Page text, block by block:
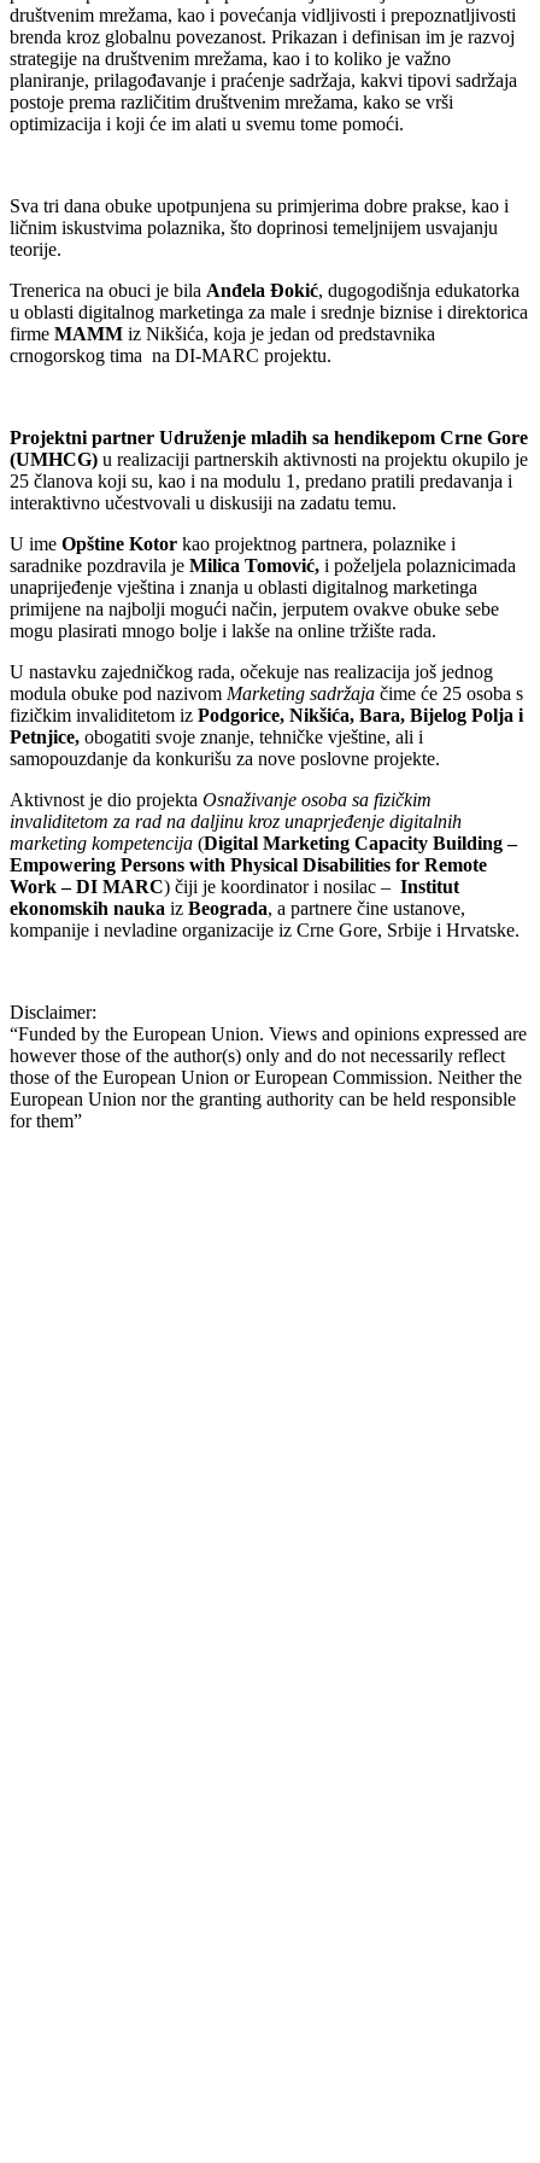
društvenim mrežama, kao i povećanja vidljivosti i prepoznatljivosti
brenda kroz globalnu povezanost. Prikazan i definisan im je razvoj
strategije na društvenim mrežama, kao i to koliko je važno
planiranje, prilagođavanje i praćenje sadržaja, kakvi tipovi sadržaja
postoje prema različitim društvenim mrežama, kako se vrši
optimizacija i koji će im alati u svemu tome pomoći.
Sva tri dana obuke upotpunjena su primjerima dobre prakse, kao i
ličnim iskustvima polaznika, što doprinosi temeljnijem usvajanju
teorije.
Trenerica na obuci je bila Anđela Đokić, dugogodišnja edukatorka
u oblasti digitalnog marketinga za male i srednje biznise i direktorica
firme MAMM iz Nikšića, koja je jedan od predstavnika
crnogorskog tima na DI-MARC projektu.
Projektni partner Udruženje mladih sa hendikepom Crne Gore
(UMHCG) u realizaciji partnerskih aktivnosti na projektu okupilo je
25 članova koji su, kao i na modulu 1, predano pratili predavanja i
interaktivno učestvovali u diskusiji na zadatu temu.
U ime Opštine Kotor kao projektnog partnera, polaznike i
saradnike pozdravila je Milica Tomović, i poželjela polaznicimada
unaprijeđenje vještina i znanja u oblasti digitalnog marketinga
primijene na najbolji mogući način, jerputem ovakve obuke sebe
mogu plasirati mnogo bolje i lakše na online tržište rada.
U nastavku zajedničkog rada, očekuje nas realizacija još jednog
modula obuke pod nazivom Marketing sadržaja čime će 25 osoba s
fizičkim invaliditetom iz Podgorice, Nikšića, Bara, Bijelog Polja i
Petnjice, obogatiti svoje znanje, tehničke vještine, ali i
samopouzdanje da konkurišu za nove poslovne projekte.
Aktivnost je dio projekta Osnaživanje osoba sa fizičkim
invaliditetom za rad na daljinu kroz unaprjeđenje digitalnih
marketing kompetencija (Digital Marketing Capacity Building –
Empowering Persons with Physical Disabilities for Remote
Work – DI MARC) čiji je koordinator i nosilac – Institut
ekonomskih nauka iz Beograda, a partnere čine ustanove,
kompanije i nevladine organizacije iz Crne Gore, Srbije i Hrvatske.
Disclaimer:
“Funded by the European Union. Views and opinions expressed are
however those of the author(s) only and do not necessarily reflect
those of the European Union or European Commission. Neither the
European Union nor the granting authority can be held responsible
for them”